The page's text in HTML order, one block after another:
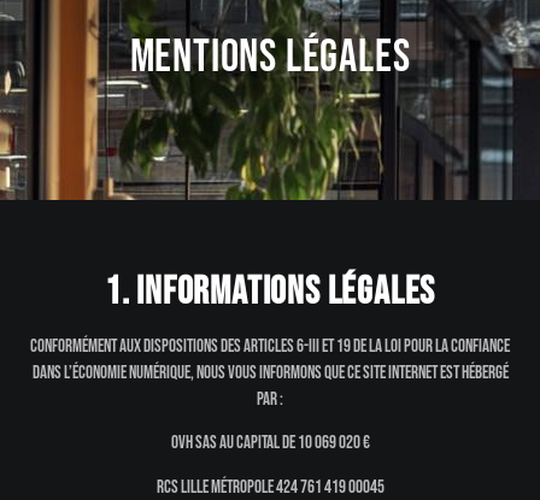
Mentions légales
1. Informations légales
Conformément aux dispositions des articles 6-III et 19 de la loi pour la Confiance
dans l’Économie Numérique, nous vous informons que ce site internet est hébergé
par :
OVH SAS au capital de 10 069 020 €
RCS Lille Métropole 424 761 419 00045